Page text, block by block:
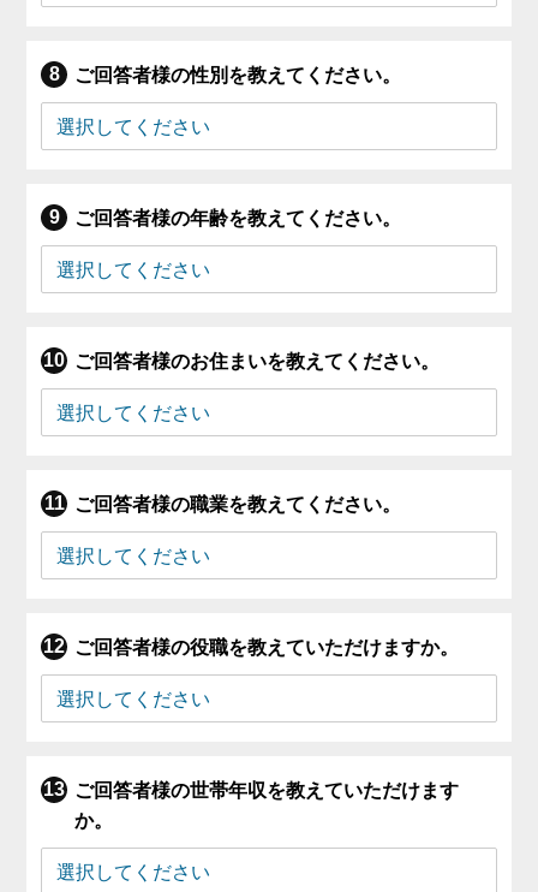
ご回答者様の性別を教えてください。
ご回答者様の年齢を教えてください。
ご回答者様のお住まいを教えてください。
ご回答者様の職業を教えてください。
ご回答者様の役職を教えていただけますか。
ご回答者様の世帯年収を教えていただけます
か。